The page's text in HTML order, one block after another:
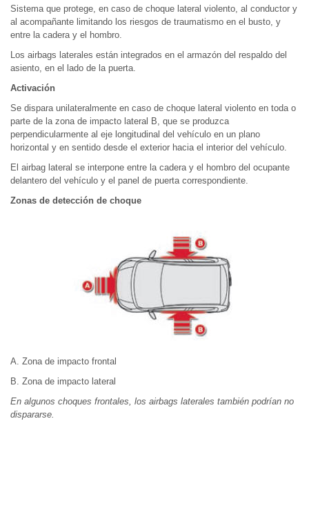
Sistema que protege, en caso de choque lateral violento, al conductor y
al acompañante limitando los riesgos de traumatismo en el busto, y
entre la cadera y el hombro.
Los airbags laterales están integrados en el armazón del respaldo del
asiento, en el lado de la puerta.
Activación
Se dispara unilateralmente en caso de choque lateral violento en toda o
parte de la zona de impacto lateral B, que se produzca
perpendicularmente al eje longitudinal del vehículo en un plano
horizontal y en sentido desde el exterior hacia el interior del vehículo.
El airbag lateral se interpone entre la cadera y el hombro del ocupante
delantero del vehículo y el panel de puerta correspondiente.
Zonas de detección de choque
A. Zona de impacto frontal
B. Zona de impacto lateral
En algunos choques frontales, los airbags laterales también podrían no
dispararse.